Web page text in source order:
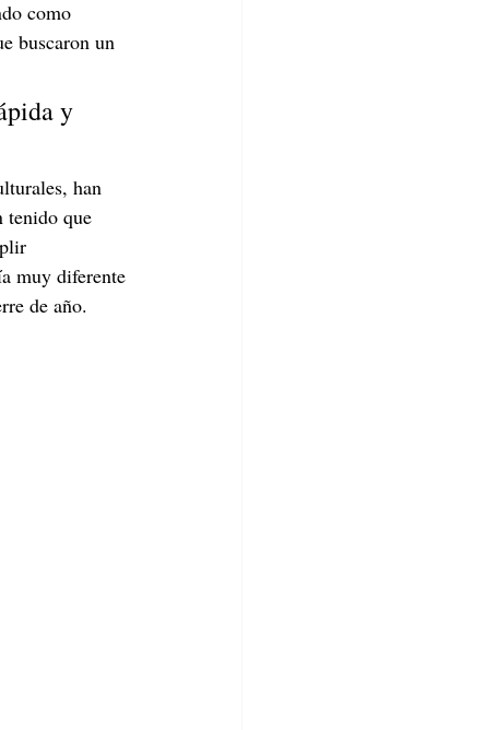
como
buscaron un
y
han
tenido que
muy diferente
de año.